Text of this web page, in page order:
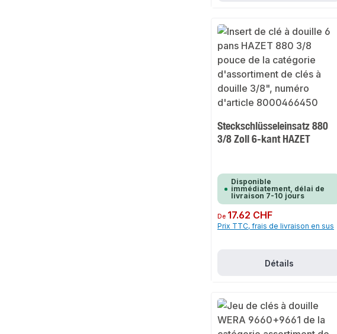
Steckschlüsseleinsatz 880
3/8 Zoll 6-kant HAZET
Disponible
immédiatement, délai de
livraison 7-10 jours
Prix régulier :
De 17.62 CHF
Prix TTC, frais de livraison en sus
Détails